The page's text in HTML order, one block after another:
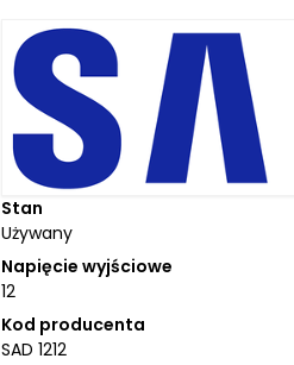
Stan
Używany
Napięcie wyjściowe
12
Kod producenta
SAD 1212